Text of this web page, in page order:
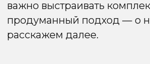
«закручивать гайки» в сторону качества,
экспертности и честных методов SEO.
1. Обновления алгоритмов: Core